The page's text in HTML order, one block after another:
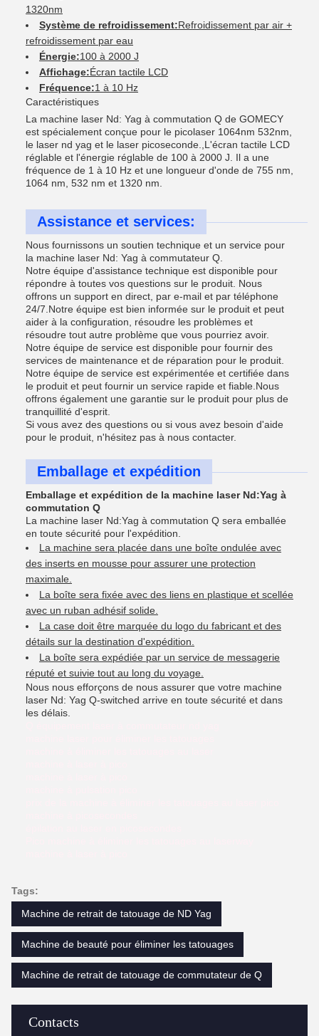
Contacts
1320nm
Système de refroidissement:Refroidissement par air +
refroidissement par eau
Énergie:100 à 2000 J
Affichage:Écran tactile LCD
Fréquence:1 à 10 Hz
Caractéristiques
La machine laser Nd: Yag à commutation Q de GOMECY
est spécialement conçue pour le picolaser 1064nm 532nm,
le laser nd yag et le laser picoseconde.,L'écran tactile LCD
réglable et l'énergie réglable de 100 à 2000 J. Il a une
fréquence de 1 à 10 Hz et une longueur d'onde de 755 nm,
1064 nm, 532 nm et 1320 nm.
Assistance et services:
Nous fournissons un soutien technique et un service pour
la machine laser Nd: Yag à commutateur Q.
Notre équipe d'assistance technique est disponible pour
répondre à toutes vos questions sur le produit. Nous
offrons un support en direct, par e-mail et par téléphone
24/7.Notre équipe est bien informée sur le produit et peut
aider à la configuration, résoudre les problèmes et
résoudre tout autre problème que vous pourriez avoir.
Notre équipe de service est disponible pour fournir des
services de maintenance et de réparation pour le produit.
Notre équipe de service est expérimentée et certifiée dans
le produit et peut fournir un service rapide et fiable.Nous
offrons également une garantie sur le produit pour plus de
tranquillité d'esprit.
Si vous avez des questions ou si vous avez besoin d'aide
pour le produit, n'hésitez pas à nous contacter.
Emballage et expédition
Emballage et expédition de la machine laser Nd:Yag à
commutation Q
La machine laser Nd:Yag à commutation Q sera emballée
en toute sécurité pour l'expédition.
La machine sera placée dans une boîte ondulée avec
des inserts en mousse pour assurer une protection
maximale.
La boîte sera fixée avec des liens en plastique et scellée
avec un ruban adhésif solide.
La case doit être marquée du logo du fabricant et des
détails sur la destination d'expédition.
La boîte sera expédiée par un service de messagerie
réputé et suivie tout au long du voyage.
Nous nous efforçons de nous assurer que votre machine
laser Nd: Yag Q-switched arrive en toute sécurité et dans
les délais.
Tags:
Machine de retrait de tatouage de ND Yag
Machine de beauté pour éliminer les tatouages
Machine de retrait de tatouage de commutateur de Q